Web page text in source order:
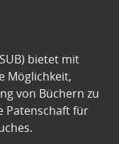
bietet mit
Möglichkeit,
von Büchern zu
Patenschaft für